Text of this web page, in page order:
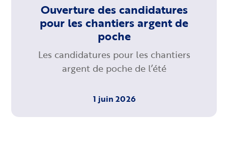
Ouverture des candidatures
pour les chantiers argent de
poche
Les candidatures pour les chantiers
argent de poche de l’été
1 juin 2026